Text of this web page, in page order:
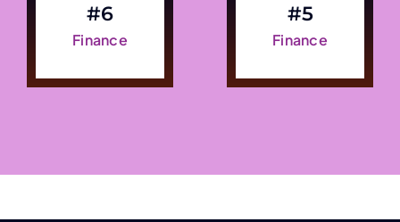
#6
Finance
#5
Finance